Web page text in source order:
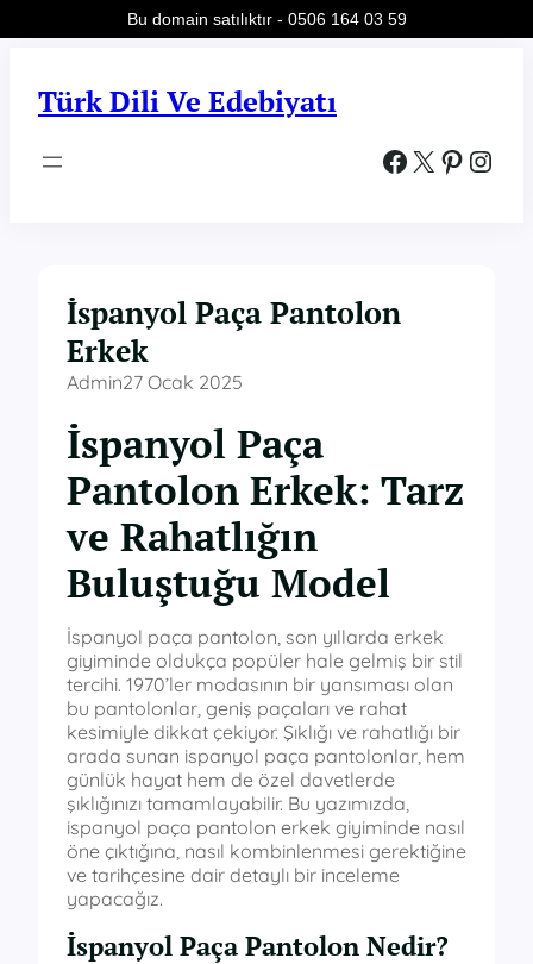
Türk Dili Ve Edebiyatı
Facebook X Pinterest Instagram
İspanyol Paça Pantolon
Erkek
Admin27 Ocak 2025
İspanyol Paça
Pantolon Erkek: Tarz
ve Rahatlığın
Buluştuğu Model
İspanyol paça pantolon, son yıllarda erkek
giyiminde oldukça popüler hale gelmiş bir stil
tercihi. 1970’ler modasının bir yansıması olan
bu pantolonlar, geniş paçaları ve rahat
kesimiyle dikkat çekiyor. Şıklığı ve rahatlığı bir
arada sunan ispanyol paça pantolonlar, hem
günlük hayat hem de özel davetlerde
şıklığınızı tamamlayabilir. Bu yazımızda,
ispanyol paça pantolon erkek giyiminde nasıl
öne çıktığına, nasıl kombinlenmesi gerektiğine
ve tarihçesine dair detaylı bir inceleme
yapacağız.
İspanyol Paça Pantolon Nedir?
Bu domain satılıktır - 0506 164 03 59